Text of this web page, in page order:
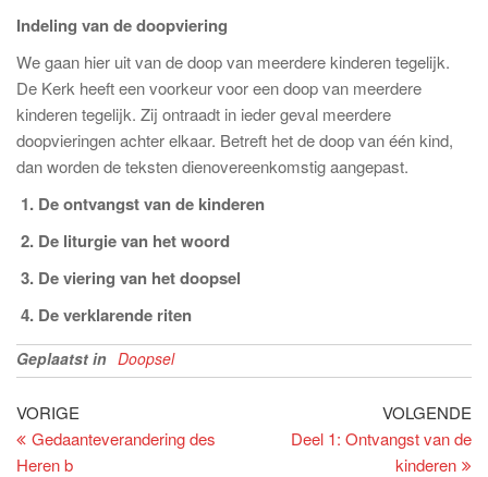
Indeling van de doopviering
We gaan hier uit van de doop van meerdere kinderen tegelijk.
De Kerk heeft een voorkeur voor een doop van meerdere
kinderen tegelijk. Zij ontraadt in ieder geval meerdere
doopvieringen achter elkaar. Betreft het de doop van één kind,
dan worden de teksten dienovereenkomstig aangepast.
1. De ontvangst van de kinderen
2. De liturgie van het woord
3. De viering van het doopsel
4. De verklarende riten
Geplaatst in Doopsel
Bericht
navigatie
Vorig
bericht
VORIGE
Gedaanteverandering des
Heren b
VOLGENDE
Deel 1: Ontvangst van de
kinderen